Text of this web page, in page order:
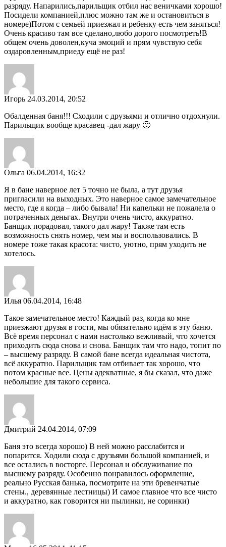
разряду. Напарились,парильщик отбил нас веничками хорошо!
Посидели компанией,плюс можно там же и остановиться в
номере)Потом с семьей приезжал и ребенку есть чем заняться!
Очень красиво там все сделано,любо дорого посмотреть!В
общем очень доволен,куча эмоций и прям чувствую себя
оздаровленным,приеду ещё не раз!
Игорь 24.03.2014, 20:52
Обалденная баня!!! Сходили с друзьями и отлично отдохнули.
Парильщик вообще красавец -дал жару 🙂
Ольга 06.04.2014, 16:32
Я в бане наверное лет 5 точно не была, а тут друзья
пригласили на выходных. Это наверное самое замечательное
место, где я когда – либо бывала! Ни капельки не пожалела о
потраченных деньгах. Внутри очень чисто, аккуратно.
Банщик порадовал, такого дал жару! Также там есть
возможность снять номер, чем мы и воспользовались. В
номере тоже такая красота: чисто, уютно, прям уходить не
хотелось.
Илья 06.04.2014, 16:48
Такое замечательное место! Каждый раз, когда ко мне
приезжают друзья в гости, мы обязательно идём в эту баню.
Всё время персонал с нами настолько вежливый, что хочется
приходить сюда снова и снова. Банщик там что надо, топит по
– высшему разряду. В самой бане всегда идеальная чистота,
всё аккуратно. Парильщик там отбивает так хорошо, что
потом красные все. Цены адекватные, я бы сказал, что даже
небольшие для такого сервиса.
Дмитрий 24.04.2014, 07:09
Баня это всегда хорошо) В ней можно расслабится и
попарится. Ходили сюда с друзьями большой компанией, и
все остались в восторге. Персонал и обслуживание по
высшему разряду. Особенно понравилось оформление,
реально Русская банька, посмотрите на эти бревенчатые
стены., деревянные лестницы) И самое главное что все чисто
и аккуратно, как говорится ни пылинки, не соринки)